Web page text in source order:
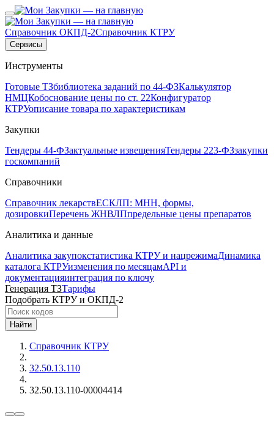
Справочник ОКПД-2Справочник КТРУ
Сервисы
Инструменты
Готовые ТЗбиблиотека заданий по 44-ФЗКалькулятор
НМЦКобоснование цены по ст. 22Конфигуратор
КТРУописание товара по характеристикам
Закупки
Тендеры 44-ФЗактуальные извещенияТендеры 223-ФЗзакупки
госкомпаний
Справочники
Справочник лекарствЕСКЛП: МНН, формы,
дозировкиПеречень ЖНВЛПпредельные цены препаратов
Аналитика и данные
Аналитика закупокстатистика КТРУ и нацрежимаДинамика
каталога КТРУизменения по месяцамAPI и
документацияинтеграция по ключу
Генерация ТЗТарифы
Подобрать КТРУ и ОКПД-2
Найти
Справочник КТРУ
32.50.13.110
32.50.13.110-00004414